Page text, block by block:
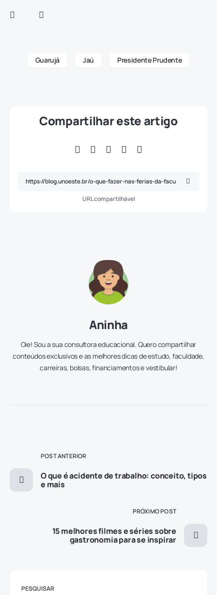
Guarujá Jaú Presidente Prudente
Compartilhar este artigo
URL compartilhável
Aninha
Oie! Sou a sua consultora educacional. Quero compartilhar
conteúdos exclusivos e as melhores dicas de estudo, faculdade,
carreiras, bolsas, financiamentos e vestibular!
POST ANTERIOR
O que é acidente de trabalho: conceito, tipos
e mais
PRÓXIMO POST
15 melhores filmes e séries sobre
gastronomia para se inspirar
PESQUISAR